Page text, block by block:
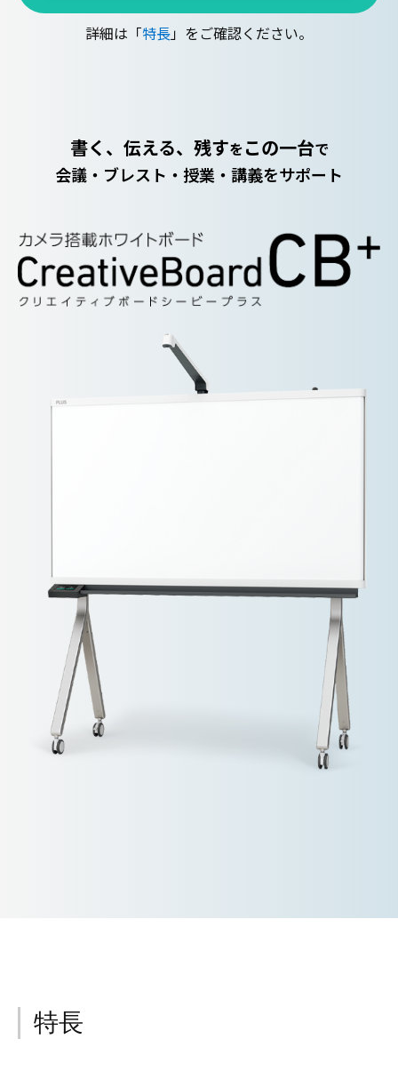
詳細は「特長」をご確認ください。
書く、伝える、残すをこの一台で
会議・ブレスト・授業・講義をサポート
特長